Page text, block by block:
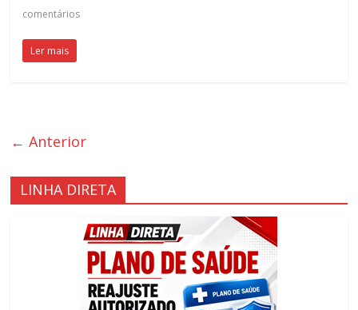
comentários
Ler mais
← Anterior
LINHA DIRETA